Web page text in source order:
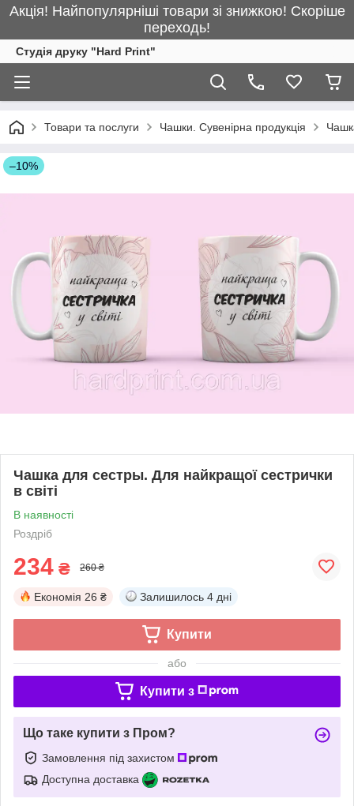
Акція! Найпопулярніші товари зі знижкою! Скоріше
переходь!
Студія друку "Hard Print"
Товари та послуги Чашки. Сувенірна продукція
–10%
Чашка для сестры. Для найкращої сестрички
в світі
В наявності
Роздріб
234 ₴ 260 ₴
Економія 26 ₴ Залишилось 4 дні
Купити
або
Купити з
Що таке купити з Пром?
Замовлення під захистом
Доступна доставка